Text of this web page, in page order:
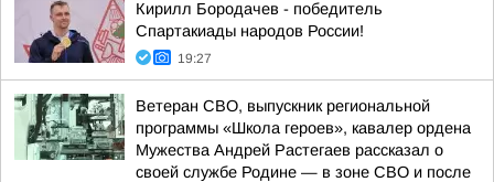
Кирилл Бородачев - победитель
Спартакиады народов России!
19:27
Ветеран СВО, выпускник региональной
программы «Школа героев», кавалер ордена
Мужества Андрей Растегаев рассказал о
своей службе Родине — в зоне СВО и после